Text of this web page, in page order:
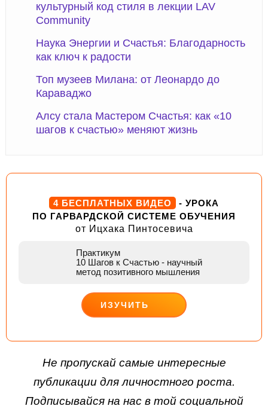
культурный код стиля в лекции LAV
Community
Наука Энергии и Счастья: Благодарность
как ключ к радости
Топ музеев Милана: от Леонардо до
Караваджо
Алсу стала Мастером Счастья: как «10
шагов к счастью» меняют жизнь
4 БЕСПЛАТНЫХ ВИДЕО
- УРОКА
ПО ГАРВАРДСКОЙ СИСТЕМЕ ОБУЧЕНИЯ
от Ицхака Пинтосевича
Практикум
10 Шагов к Счастью - научный
метод позитивного мышления
ИЗУЧИТЬ
Не пропускай самые интересные
публикации для личностного роста.
Подписывайся на нас в той социальной